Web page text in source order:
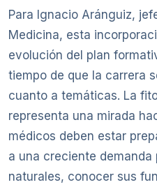
Para Ignacio Aránguiz,
Medicina, esta
evolución del plan
tiempo de que la carrera
cuanto a temáticas. La
representa una mirada
médicos deben estar
a una creciente demanda
naturales, conocer sus